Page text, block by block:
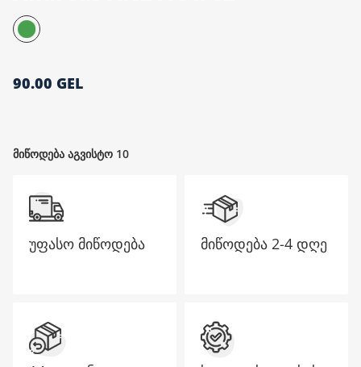
90.00 GEL
მიწოდება აგვისტო 10
უფასო მიწოდება მიწოდება 2-4 დღე